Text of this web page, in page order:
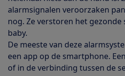
alarmsignalen veroorzaken
nog. Ze verstoren het
baby.
De meeste van deze
een app op de smartphone.
of in de verbinding tussen de